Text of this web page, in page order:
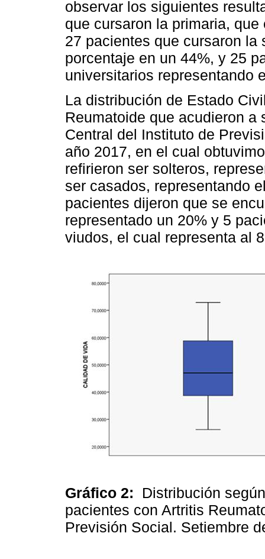
observar los siguientes
que cursaron la primaria,
27 pacientes que cursaron la
porcentaje en un 44%, y 25
universitarios representando
La distribución de Estado
Reumatoide que acudieron
Central del Instituto de
año 2017, en el cual
refirieron ser solteros,
ser casados, representando
pacientes dijeron que se
representado un 20% y 5
viudos, el cual representa al
Gráfico 2: Distribución
pacientes con Artritis
Previsión Social. Setiembre